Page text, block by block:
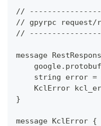
//
// gpyrpc request/
//
message
string error =
KclError
}
message KclError {